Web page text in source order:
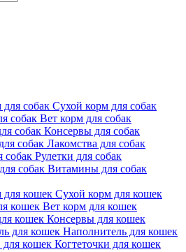
Сухой корм для собак
Вет корм для собак
Консервы для собак
Лакомства для собак
Рулетки для собак
Витамины для собак
Сухой корм для кошек
Вет корм для кошек
Консервы для кошек
Наполнитель для кошек
Когтеточки для кошек